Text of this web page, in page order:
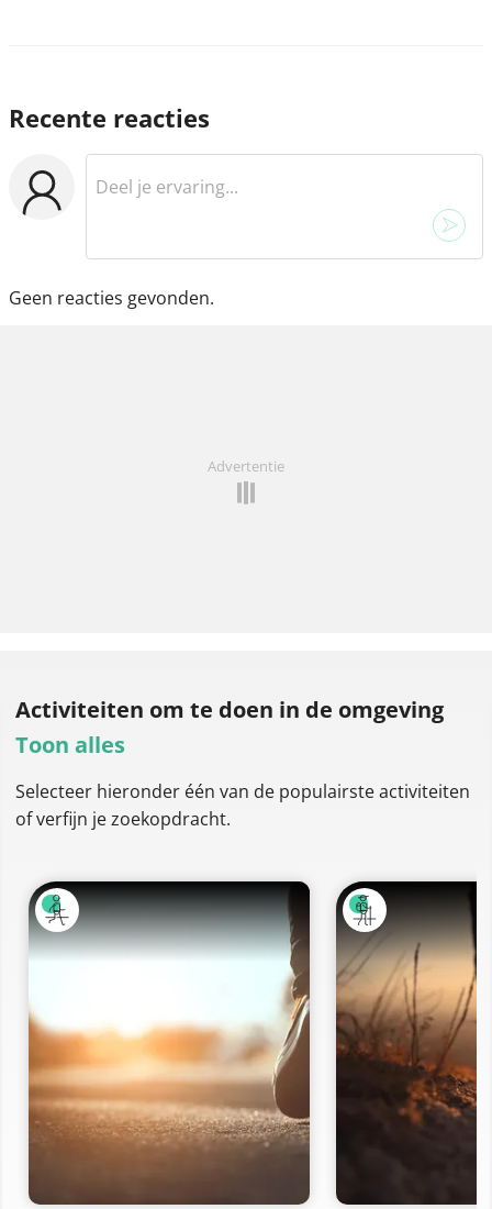
Recente reacties
Geen reacties gevonden.
Advertentie
Activiteiten om te doen in de omgeving
Toon alles
Selecteer hieronder één van de populairste activiteiten
of verfijn je zoekopdracht.